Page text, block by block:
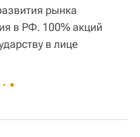
рынка
в РФ. 100% акций
в лице